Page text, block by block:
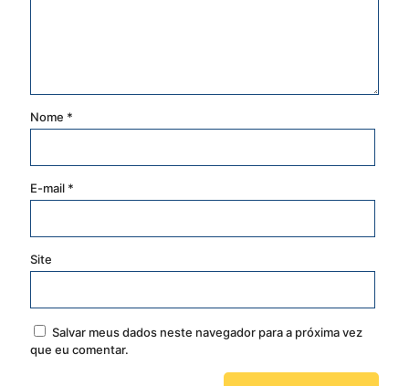
Nome *
E-mail *
Site
Salvar meus dados neste navegador para a próxima vez
que eu comentar.